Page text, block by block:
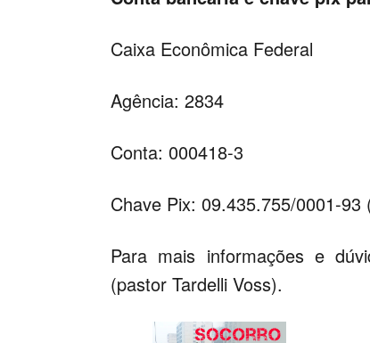
Caixa Econômica Federal
Agência: 2834
Conta: 000418-3
Chave Pix: 09.435.755/0001-93
Para mais informações e
(pastor Tardelli Voss).